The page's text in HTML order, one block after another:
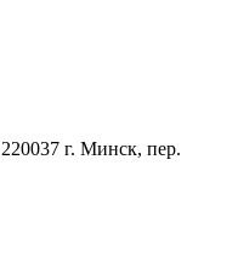
220037 г. Минск, пер.